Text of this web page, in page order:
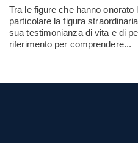
Tra le figure che hanno
particolare la figura
sua testimonianza di vita e di
riferimento per comprendere...